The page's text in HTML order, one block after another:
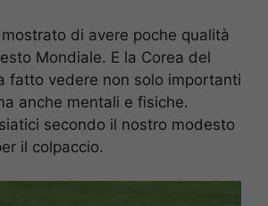
di avere poche qualità
Mondiale. E la Corea del
fatto vedere non solo importanti
anche mentali e fisiche.
secondo il nostro modesto
il colpaccio.